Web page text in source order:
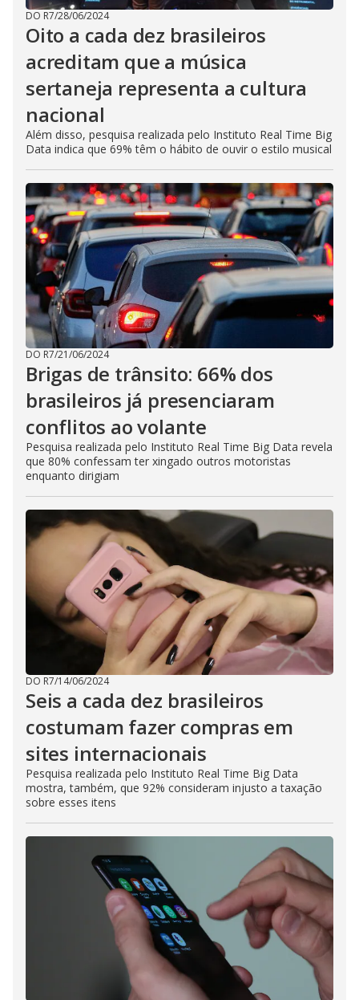
DO R7/28/06/2024
Oito a cada dez brasileiros
acreditam que a música
sertaneja representa a cultura
nacional
Além disso, pesquisa realizada pelo Instituto Real Time Big
Data indica que 69% têm o hábito de ouvir o estilo musical
DO R7/21/06/2024
Brigas de trânsito: 66% dos
brasileiros já presenciaram
conflitos ao volante
Pesquisa realizada pelo Instituto Real Time Big Data revela
que 80% confessam ter xingado outros motoristas
enquanto dirigiam
DO R7/14/06/2024
Seis a cada dez brasileiros
costumam fazer compras em
sites internacionais
Pesquisa realizada pelo Instituto Real Time Big Data
mostra, também, que 92% consideram injusto a taxação
sobre esses itens